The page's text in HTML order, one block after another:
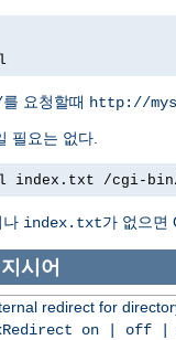
를 요청할때 http://
필요는 없다.
index.txt /cgi-
나 index.txt가 없으면
지시어
redirect for
on | off |